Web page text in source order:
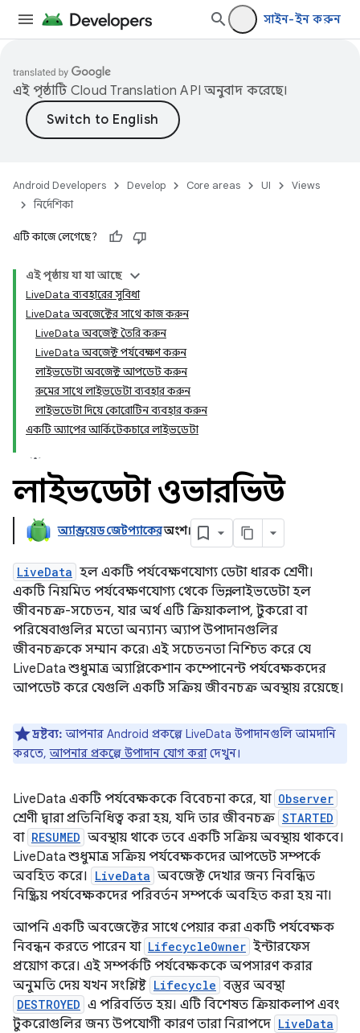
সাইন-ইন করুন
এই পৃষ্ঠাটি Cloud Translation API অনুবাদ করেছে।
Android Developers Develop Core areas UI
Views
নির্দেশিকা
এটি কাজে লেগেছে?
এই পৃষ্ঠায় যা যা আছে
LiveData ব্যবহারের সুবিধা
LiveData অবজেক্টের সাথে কাজ করুন
LiveData অবজেক্ট তৈরি করুন
LiveData অবজেক্ট পর্যবেক্ষণ করুন
লাইভডেটা অবজেক্ট আপডেট করুন
রুমের সাথে লাইভডেটা ব্যবহার করুন
লাইভডেটা দিয়ে কোরোটিন ব্যবহার করুন
একটি অ্যাপের আর্কিটেকচারে লাইভডেটা
লাইভডেটা ওভারভিউ
অ্যান্ড্রয়েড জেটপ্যাকেরঅংশ।
LiveData হল একটি পর্যবেক্ষণযোগ্য ডেটা ধারক শ্রেণী।
একটি নিয়মিত পর্যবেক্ষণযোগ্য থেকে ভিন্ন, লাইভডেটা হল
জীবনচক্র-সচেতন, যার অর্থ এটি ক্রিয়াকলাপ, টুকরো বা
পরিষেবাগুলির মতো অন্যান্য অ্যাপ উপাদানগুলির
জীবনচক্রকে সম্মান করে৷ এই সচেতনতা নিশ্চিত করে যে
LiveData শুধুমাত্র অ্যাপ্লিকেশান কম্পোনেন্ট পর্যবেক্ষকদের
আপডেট করে যেগুলি একটি সক্রিয় জীবনচক্র অবস্থায় রয়েছে।
দ্রষ্টব্য: আপনার Android প্রকল্পে LiveData উপাদানগুলি আমদানি
করতে,আপনার প্রকল্পে উপাদান যোগ করাদেখুন।
LiveData একটি পর্যবেক্ষককে বিবেচনা করে, যা Observer
শ্রেণী দ্বারা প্রতিনিধিত্ব করা হয়, যদি তার জীবনচক্র STARTED
বা RESUMED অবস্থায় থাকে তবে একটি সক্রিয় অবস্থায় থাকবে।
LiveData শুধুমাত্র সক্রিয় পর্যবেক্ষকদের আপডেট সম্পর্কে
অবহিত করে।
LiveData অবজেক্ট দেখার জন্য নিবন্ধিত
নিষ্ক্রিয় পর্যবেক্ষকদের পরিবর্তন সম্পর্কে অবহিত করা হয় না।
আপনি একটি অবজেক্টের সাথে পেয়ার করা একটি পর্যবেক্ষক
নিবন্ধন করতে পারেন যা LifecycleOwner ইন্টারফেস
প্রয়োগ করে। এই সম্পর্কটি পর্যবেক্ষককে অপসারণ করার
অনুমতি দেয় যখন সংশ্লিষ্ট Lifecycle বস্তুর অবস্থা
DESTROYED এ পরিবর্তিত হয়। এটি বিশেষত ক্রিয়াকলাপ এবং
টুকরোগুলির জন্য উপযোগী কারণ তারা নিরাপদে LiveData